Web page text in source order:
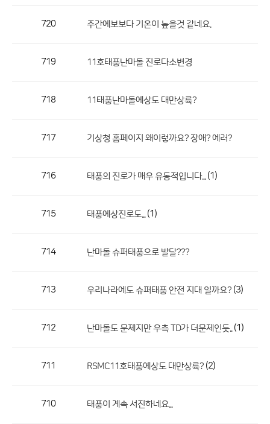
론
호,
록
공
720 주간예보보다 기온이 높을것 같네요.
719 11호태풍난마돌 진로다소변경
718 11태풍난마돌예상도 대만상륙?
717 기상청 홈페이지 왜이렇까요? 장애? 에러?
716 태풍의 진로가 매우 유동적입니다... (1)
715 태풍예상진로도... (1)
714 난마돌 슈퍼태풍으로 발달???
713 우리나라에도 슈퍼태풍 안전 지대 일까요? (3)
712 난마돌도 문제지만 우측 TD가 더문제인듯.. (1)
711 RSMC11호태풍예상도 대만상륙? (2)
710 태풍이 계속 서진하네요...